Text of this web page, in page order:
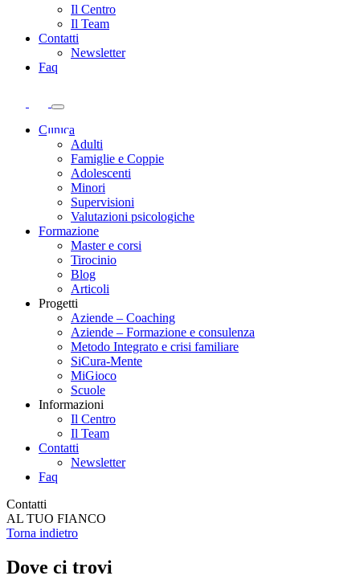
Il Centro
Il Team
Contatti
Newsletter
Faq
Clinica
Adulti
Famiglie e Coppie
Adolescenti
Minori
Supervisioni
Valutazioni psicologiche
Formazione
Master e corsi
Tirocinio
Blog
Articoli
Progetti
Aziende – Coaching
Aziende – Formazione e consulenza
Metodo Integrato e crisi familiare
SiCura-Mente
MiGioco
Scuole
Informazioni
Il Centro
Il Team
Contatti
Newsletter
Faq
Contatti
AL TUO FIANCO
Torna indietro
Dove ci trovi